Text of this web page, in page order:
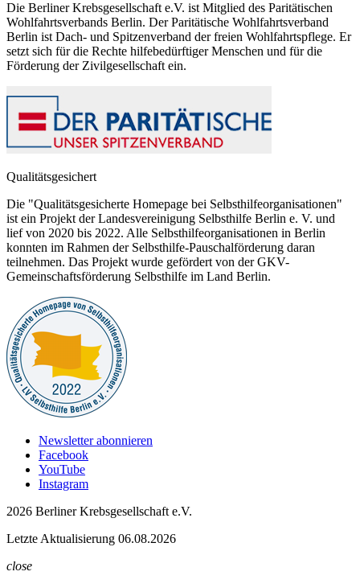
Die Berliner Krebsgesellschaft e.V. ist Mitglied des Paritätischen
Wohlfahrtsverbands Berlin. Der Paritätische Wohlfahrtsverband
Berlin ist Dach- und Spitzenverband der freien Wohlfahrtspflege. Er
setzt sich für die Rechte hilfebedürftiger Menschen und für die
Förderung der Zivilgesellschaft ein.
Qualitätsgesichert
Die "Qualitätsgesicherte Homepage bei Selbsthilfeorganisationen"
ist ein Projekt der Landesvereinigung Selbsthilfe Berlin e. V. und
lief von 2020 bis 2022. Alle Selbsthilfeorganisationen in Berlin
konnten im Rahmen der Selbsthilfe-Pauschalförderung daran
teilnehmen. Das Projekt wurde gefördert von der GKV-
Gemeinschaftsförderung Selbsthilfe im Land Berlin.
Newsletter abonnieren
Facebook
YouTube
Instagram
2026 Berliner Krebsgesellschaft e.V.
Letzte Aktualisierung 06.08.2026
close